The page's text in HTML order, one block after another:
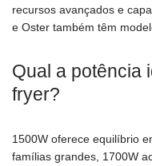
recursos avançados e
e Oster também têm
Qual a potência
fryer?
1500W oferece equilíbrio
famílias grandes, 1700W